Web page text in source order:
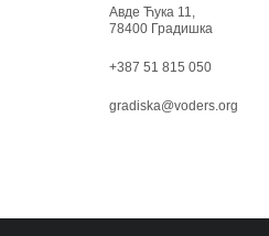
Авде Ћука 11,
78400 Градишка
+387 51 815 050
gradiska@voders.org